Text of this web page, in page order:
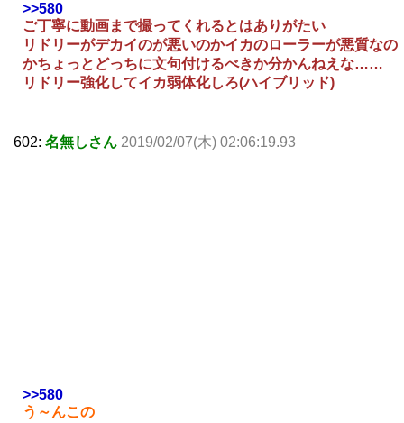
>>580
ご丁寧に動画まで撮ってくれるとはありがたい
リドリーがデカイのが悪いのかイカのローラーが悪質なの
かちょっとどっちに文句付けるべきか分かんねえな……
リドリー強化してイカ弱体化しろ(ハイブリッド)
602: 名無しさん 2019/02/07(木) 02:06:19.93
>>580
う～んこの